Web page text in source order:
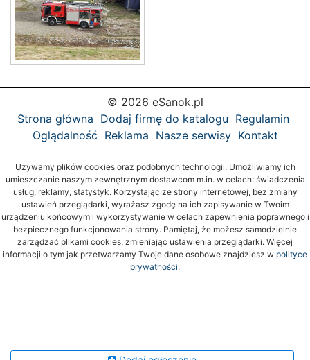
© 2026 eSanok.pl
Strona główna Dodaj firmę do katalogu Regulamin
Oglądalność Reklama Nasze serwisy Kontakt
Używamy plików cookies oraz podobnych technologii. Umożliwiamy ich
umieszczanie naszym zewnętrznym dostawcom m.in. w celach: świadczenia
usług, reklamy, statystyk. Korzystając ze strony internetowej, bez zmiany
ustawień przeglądarki, wyrażasz zgodę na ich zapisywanie w Twoim
urządzeniu końcowym i wykorzystywanie w celach zapewnienia poprawnego i
bezpiecznego funkcjonowania strony. Pamiętaj, że możesz samodzielnie
zarządzać plikami cookies, zmieniając ustawienia przeglądarki. Więcej
informacji o tym jak przetwarzamy Twoje dane osobowe znajdziesz w polityce
prywatności.